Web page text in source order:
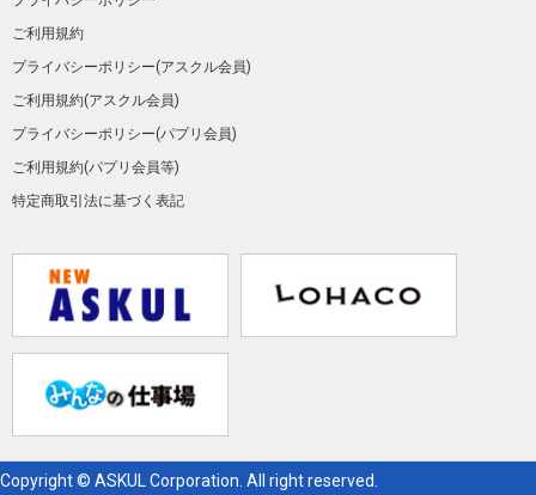
ご利用規約
プライバシーポリシー(アスクル会員)
ご利用規約(アスクル会員)
プライバシーポリシー(パプリ会員)
ご利用規約(パプリ会員等)
特定商取引法に基づく表記
Copyright © ASKUL Corporation. All right reserved.